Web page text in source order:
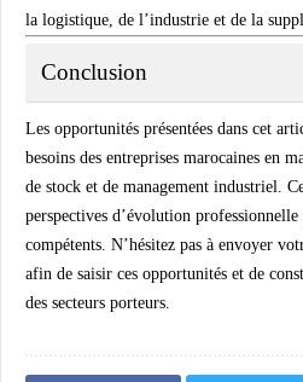
la logistique, de l’industrie et de la
Conclusion
Les opportunités présentées dans cet
besoins des entreprises marocaines en
de stock et de management industriel.
perspectives d’évolution
compétents. N’hésitez pas à envoyer
afin de saisir ces opportunités et de
des secteurs porteurs.